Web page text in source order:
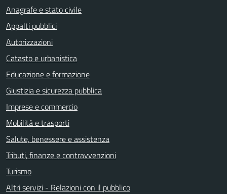
Anagrafe e stato civile
Appalti pubblici
Autorizzazioni
Catasto e urbanistica
Educazione e formazione
Giustizia e sicurezza pubblica
Imprese e commercio
Mobilità e trasporti
Salute, benessere e assistenza
Tributi, finanze e contravvenzioni
Turismo
Altri servizi - Relazioni con il pubblico